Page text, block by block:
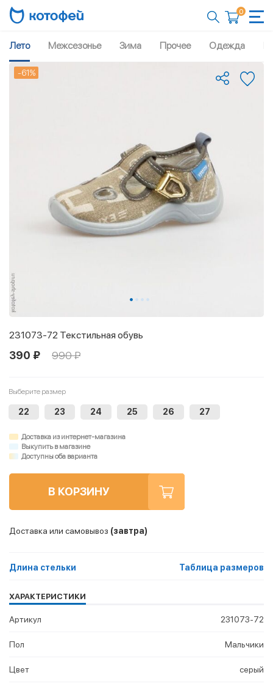
0
Лето Межсезонье Зима Прочее Одежда
-61%
231073-72 Текстильная обувь
390 ₽ 990 ₽
Выберите размер
22 23 24 25 26 27
Доставка из интернет-магазина
Выкупить в магазине
Доступны оба варианта
В КОРЗИНУ
Доставка или самовывоз (завтра)
Длина стельки Таблица размеров
ХАРАКТЕРИСТИКИ
Артикул 231073-72
Пол Мальчики
Цвет серый